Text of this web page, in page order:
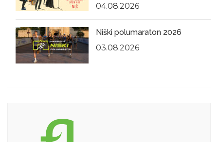
04.08.2026
Niški polumaraton 2026
03.08.2026